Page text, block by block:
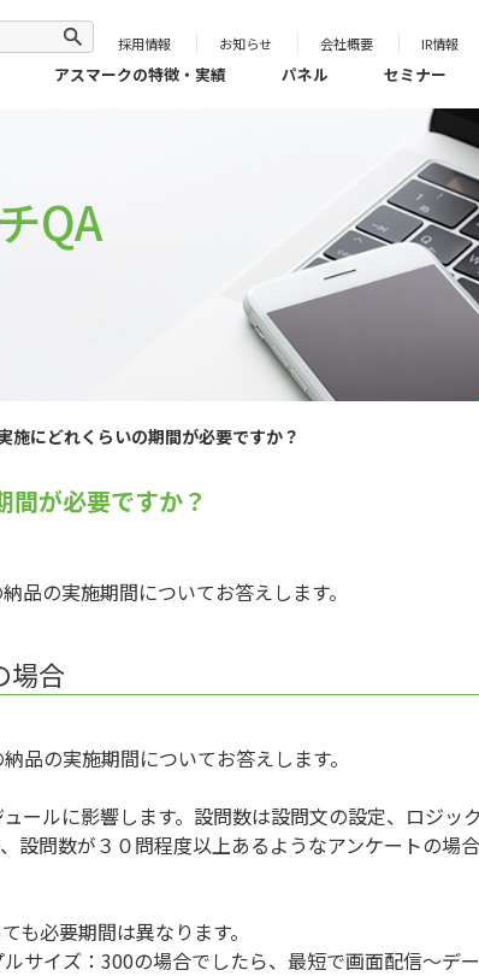
採用情報 お知らせ 会社概要 IR情報
アスマークの特徴・実績 パネル セミナー
QA
施にどれくらいの期間が必要ですか？
間が必要ですか？
品の実施期間についてお答えします。
場合
品の実施期間についてお答えします。
ールに影響します。設問数は設問文の設定、ロジッ
設問数が３０問程度以上あるようなアンケートの場
も必要期間は異なります。
サイズ：300の場合でしたら、最短で画面配信～デ